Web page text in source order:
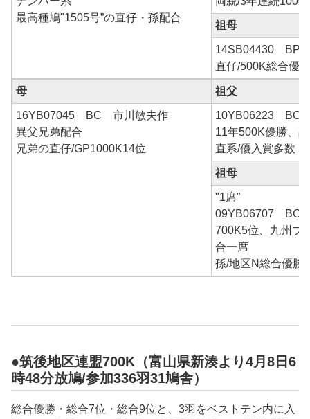
最高種鳩"1505号”の直仔・孫配合
祖母
14SB04430 BP
直仔/500K総合優
母 祖父
16YB07045 BC 市川敏夫作
異父兄弟配合
兄弟の直仔/GP1000K14位
10YB06223 BC
11年500K優勝、
直系/優入賞多数
祖母
"1席”
09YB06707 BC
700K5位、九州ブ
合一席
孫/地区N総合優勝
●筑後地区連盟700K（富山県新湊より4月8日6
時48分放鳩/参加336羽31鳩舎）
総合優勝・総合7位・総合9位と、3羽をベストテン内に入